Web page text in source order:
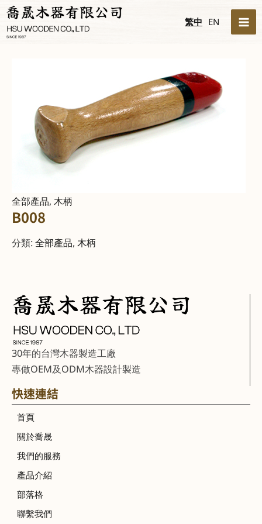
跳
至
主
繁中 EN
全部產品, 木柄
B008
分類:全部產品, 木柄
30年的台灣木器製造工廠
專做OEM及ODM木器設計製造
快速連結
首頁
關於喬晟
我們的服務
產品介紹
部落格
聯繫我們